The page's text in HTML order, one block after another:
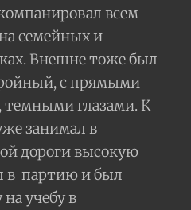
всем
семейных и
Внешне тоже был
с прямыми
глазами. К
занимал в
дороги высокую
в партию и был
учебу в